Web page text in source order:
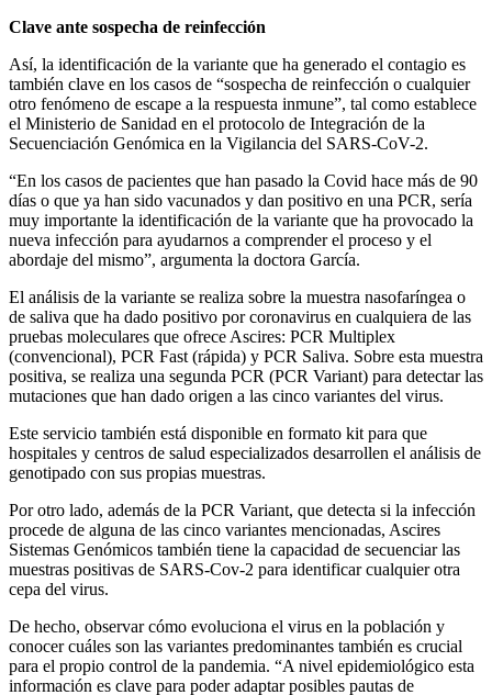
Clave ante sospecha de reinfección
Así, la identificación de la variante que ha generado el contagio es
también clave en los casos de “sospecha de reinfección o cualquier
otro fenómeno de escape a la respuesta inmune”, tal como establece
el Ministerio de Sanidad en el protocolo de Integración de la
Secuenciación Genómica en la Vigilancia del SARS-CoV-2.
“En los casos de pacientes que han pasado la Covid hace más de 90
días o que ya han sido vacunados y dan positivo en una PCR, sería
muy importante la identificación de la variante que ha provocado la
nueva infección para ayudarnos a comprender el proceso y el
abordaje del mismo”, argumenta la doctora García.
El análisis de la variante se realiza sobre la muestra nasofaríngea o
de saliva que ha dado positivo por coronavirus en cualquiera de las
pruebas moleculares que ofrece Ascires: PCR Multiplex
(convencional), PCR Fast (rápida) y PCR Saliva. Sobre esta muestra
positiva, se realiza una segunda PCR (PCR Variant) para detectar las
mutaciones que han dado origen a las cinco variantes del virus.
Este servicio también está disponible en formato kit para que
hospitales y centros de salud especializados desarrollen el análisis de
genotipado con sus propias muestras.
Por otro lado, además de la PCR Variant, que detecta si la infección
procede de alguna de las cinco variantes mencionadas, Ascires
Sistemas Genómicos también tiene la capacidad de secuenciar las
muestras positivas de SARS-Cov-2 para identificar cualquier otra
cepa del virus.
De hecho, observar cómo evoluciona el virus en la población y
conocer cuáles son las variantes predominantes también es crucial
para el propio control de la pandemia. “A nivel epidemiológico esta
información es clave para poder adaptar posibles pautas de